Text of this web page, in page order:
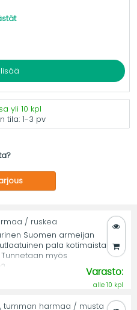
yli 10 kpl
tila:1-3 pv
/ ruskea
Suomen armeijan
pala kotimaista
myös
Varasto:
alle 10 kpl
tumman harmaa / musta